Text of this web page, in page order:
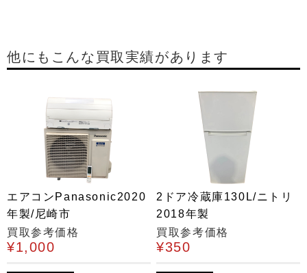
他にもこんな買取実績があります
エアコンPanasonic2020
年製/尼崎市
買取参考価格
¥1,000
2ドア冷蔵庫130L/ニトリ
2018年製
買取参考価格
¥350